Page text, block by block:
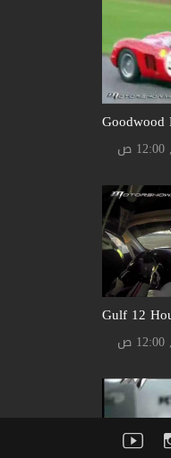
Goodwood
Gulf 12